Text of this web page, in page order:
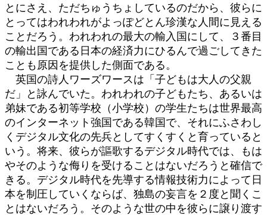
とにさえ、ただちゅうちょしているのだから、彼らに
とってはわれわれがよっぽどとん珍漢な人間に見える
ことだろう。われわれの最大の輸入国にして、３番目
の輸出国である日本の経済力にひるんで過ごしてきた
ことも原因を提供した側面である。
英国の詩人ワーズワースは「子どもは大人の父親
だ」と詠んでいた。われわれの子どもたち、あるいは
弟妹である初等学校（小学校）の学生たちは世界最高
のインターネット強国である韓国で、それにふさわし
くデジタル文化の先兵としてすくすくと育っていると
いう。将来、彼らが謳歌するデジタル時代では、もは
やそのような侮りを受けることはないだろうと確信で
きる。デジタル時代を先導する情報技術力によって日
本を制圧していくならば、独島の妄言を２度と聞くこ
とはないだろう。そのような世の中を彼らに譲り渡す